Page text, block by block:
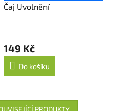
Čaj Uvolnění
149 Kč
Do košíku
PRODUKTY